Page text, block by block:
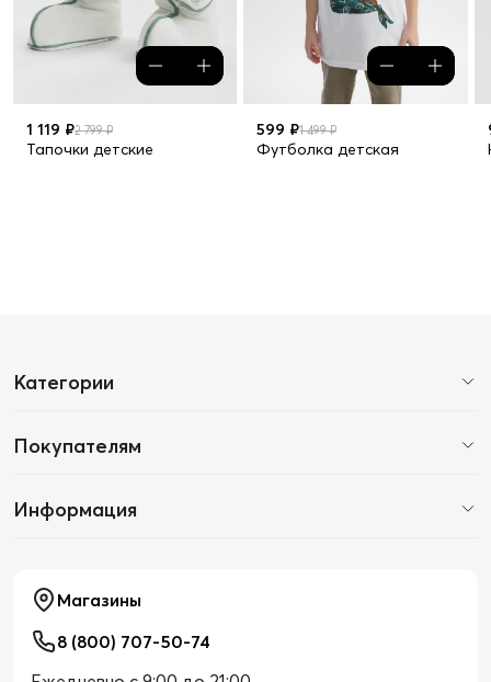
1 119 ₽2 799 ₽
Тапочки детские
599 ₽1 499 ₽
Футболка детская
Категории
Покупателям
Информация
Магазины
8 (800) 707-50-74